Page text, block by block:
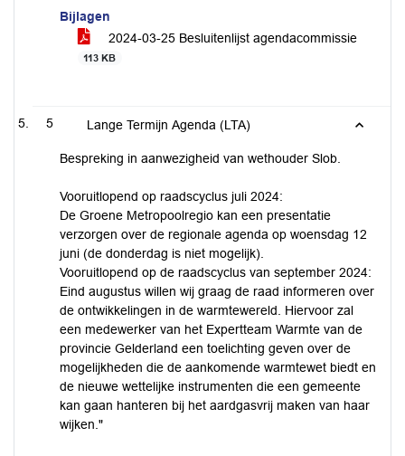
Bijlagen
2024-03-25 Besluitenlijst agendacommissie
113 KB
5 Lange Termijn Agenda (LTA)
Bespreking in aanwezigheid van wethouder Slob.
Vooruitlopend op raadscyclus juli 2024:
De Groene Metropoolregio kan een presentatie
verzorgen over de regionale agenda op woensdag 12
juni (de donderdag is niet mogelijk).
Vooruitlopend op de raadscyclus van september 2024:
Eind augustus willen wij graag de raad informeren over
de ontwikkelingen in de warmtewereld. Hiervoor zal
een medewerker van het Expertteam Warmte van de
provincie Gelderland een toelichting geven over de
mogelijkheden die de aankomende warmtewet biedt en
de nieuwe wettelijke instrumenten die een gemeente
kan gaan hanteren bij het aardgasvrij maken van haar
wijken."